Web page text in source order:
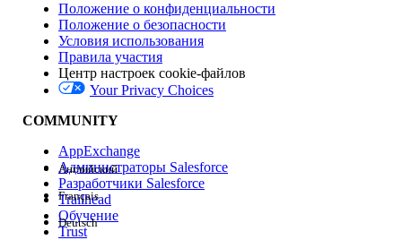
Версия
Возможности
Положение о конфиденциальности
Положение о безопасности
Условия использования
Правила участия
Центр настроек cookie-файлов
Your Privacy Choices
COMMUNITY
AppExchange
Администраторы Salesforce
Разработчики Salesforce
Trailhead
Обучение
Trust
Английский
Français
Deutsch